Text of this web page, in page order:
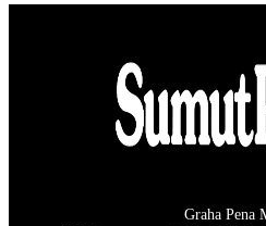
Graha Pena